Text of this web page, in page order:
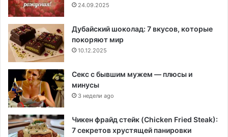
24.09.2025
Дубайский шоколад: 7 вкусов, которые
покоряют мир
10.12.2025
Секс с бывшим мужем — плюсы и
минусы
3 недели ago
Чикен фрайд стейк (Chicken Fried Steak):
7 секретов хрустящей панировки